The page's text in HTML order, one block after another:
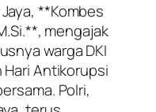
**Kombes
mengajak
warga DKI
Antikorupsi
Polri,